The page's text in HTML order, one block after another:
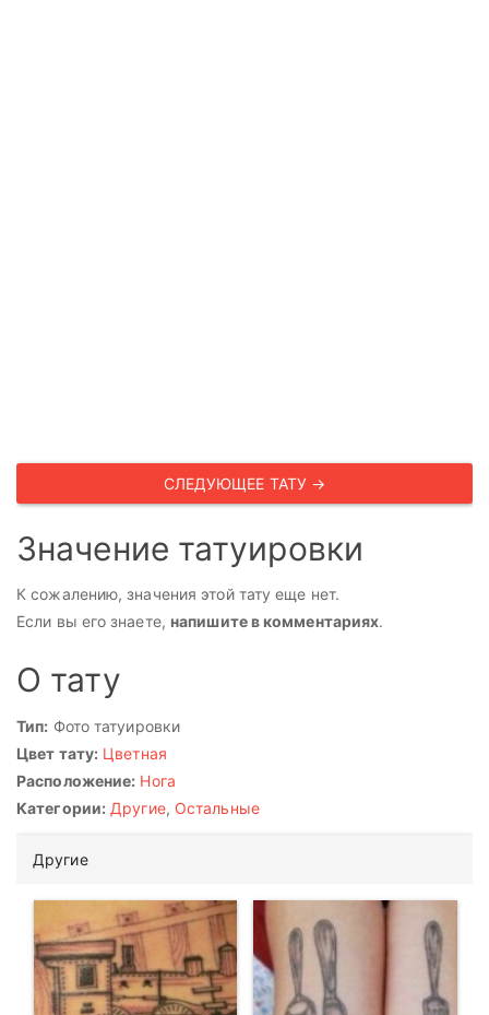
СЛЕДУЮЩЕЕ ТАТУ →
Значение татуировки
К сожалению, значения этой тату еще нет.
Если вы его знаете, напишите в комментариях.
О тату
Тип: Фото татуировки
Цвет тату: Цветная
Расположение: Нога
Категории: Другие, Остальные
Другие